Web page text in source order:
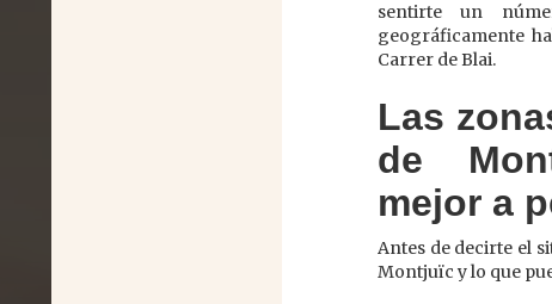
sentirte un
geográficamente
Carrer de Blai.
Las
de
mejor a
Antes de decirte el
Montjuïc y lo que